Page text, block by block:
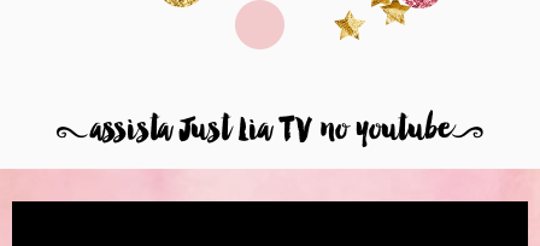
8assista Just Lia TV no youtube9